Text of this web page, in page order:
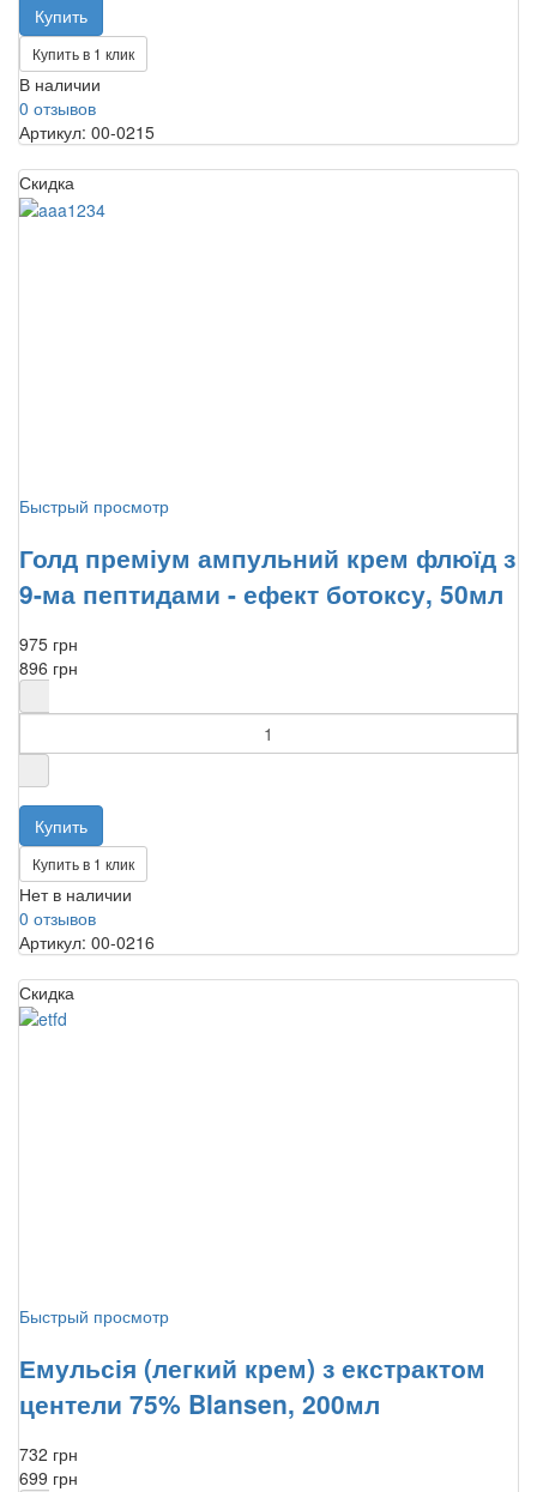
Купить в 1 клик
В наличии
0 отзывов
Артикул: 00-0215
Скидка
Быстрый просмотр
Голд преміум ампульний крем флюїд з
9-ма пептидами - ефект ботоксу, 50мл
975 грн
896 грн
Купить в 1 клик
Нет в наличии
0 отзывов
Артикул: 00-0216
Скидка
Быстрый просмотр
Емульсія (легкий крем) з екстрактом
центели 75% Blansen, 200мл
732 грн
699 грн